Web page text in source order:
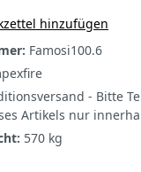
hinzufügen
Famosi100.6
- Bitte
Artikels nur
570 kg